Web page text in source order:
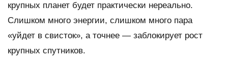
крупных планет будет практически нереально.
Слишком много энергии, слишком много пара
«уйдет в свисток», а точнее — заблокирует рост
крупных спутников.